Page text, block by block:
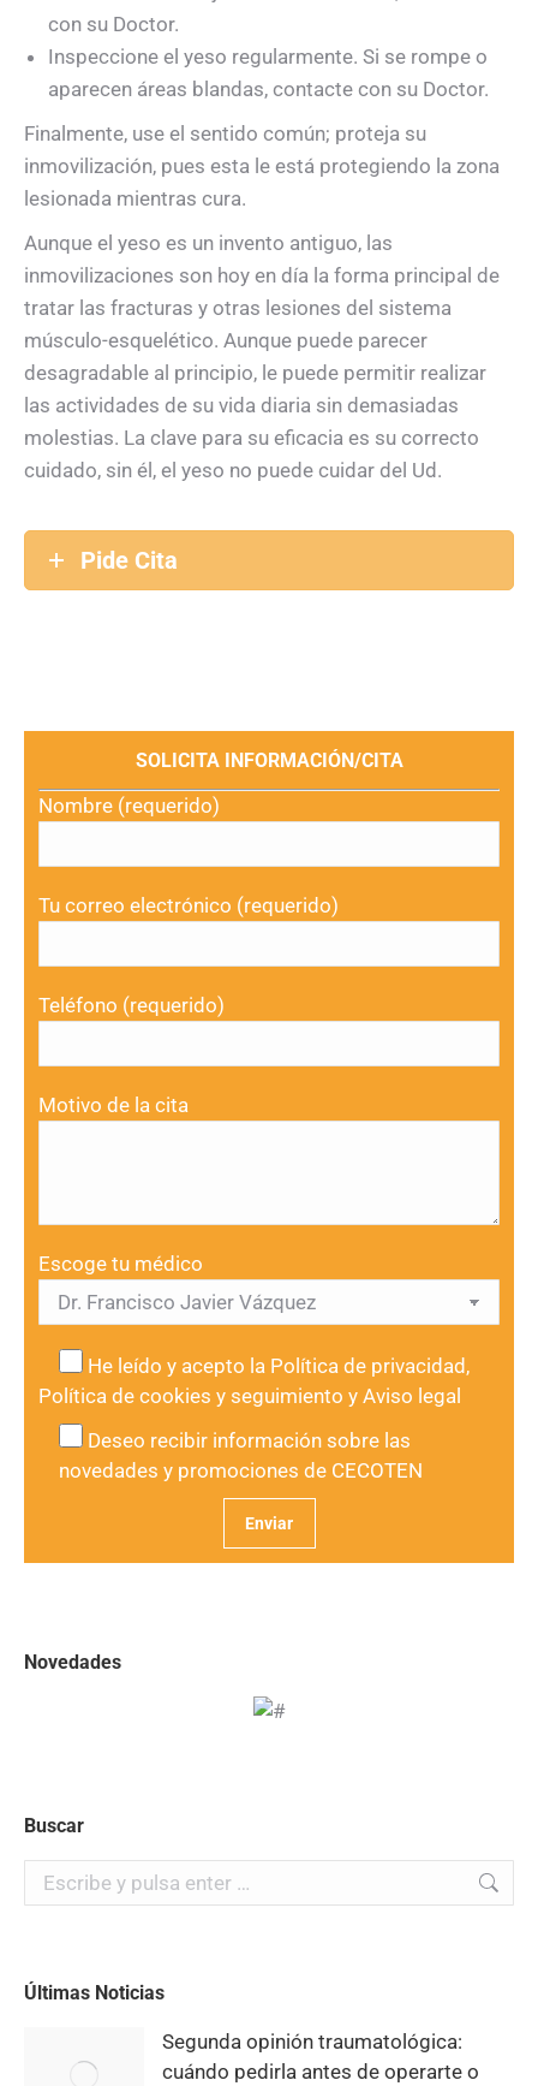
con su Doctor.
Inspeccione el yeso regularmente. Si se rompe o
aparecen áreas blandas, contacte con su Doctor.
Finalmente, use el sentido común; proteja su
inmovilización, pues esta le está protegiendo la zona
lesionada mientras cura.
Aunque el yeso es un invento antiguo, las
inmovilizaciones son hoy en día la forma principal de
tratar las fracturas y otras lesiones del sistema
músculo-esquelético. Aunque puede parecer
desagradable al principio, le puede permitir realizar
las actividades de su vida diaria sin demasiadas
molestias. La clave para su eficacia es su correcto
cuidado, sin él, el yeso no puede cuidar del Ud.
Pide Cita
SOLICITA INFORMACIÓN/CITA
Nombre (requerido)
Tu correo electrónico (requerido)
Teléfono (requerido)
Motivo de la cita
Escoge tu médico
He leído y acepto la Política de privacidad ,
Política de cookies y seguimiento y Aviso legal
Deseo recibir información sobre las
novedades y promociones de CECOTEN
Novedades
Buscar
Buscar:
Últimas Noticias
Segunda opinión traumatológica:
cuándo pedirla antes de operarte o